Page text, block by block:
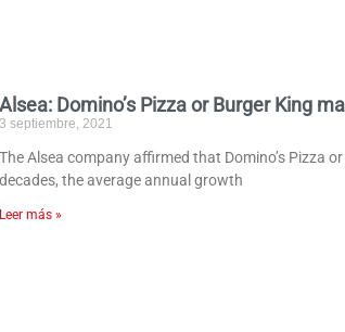
Alsea: Domino’s Pizza or Burger King
3 septiembre, 2021
The Alsea company affirmed that Domino’s Pizza
decades, the average annual growth
Leer más »